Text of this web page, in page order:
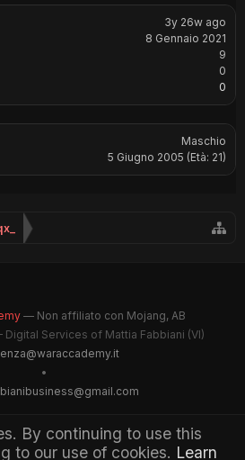
By continuing to use this
to our use of cookies. Learn
3y 26w ago
8 Gennaio 2021
9
0
0
Maschio
5 Giugno 2005 (Età: 21)
— Non affiliato con Mojang, AB
Digital Services of Mattia Fabbiani (VI)
•
@GhostFabbyz
WarAccademy Administrators